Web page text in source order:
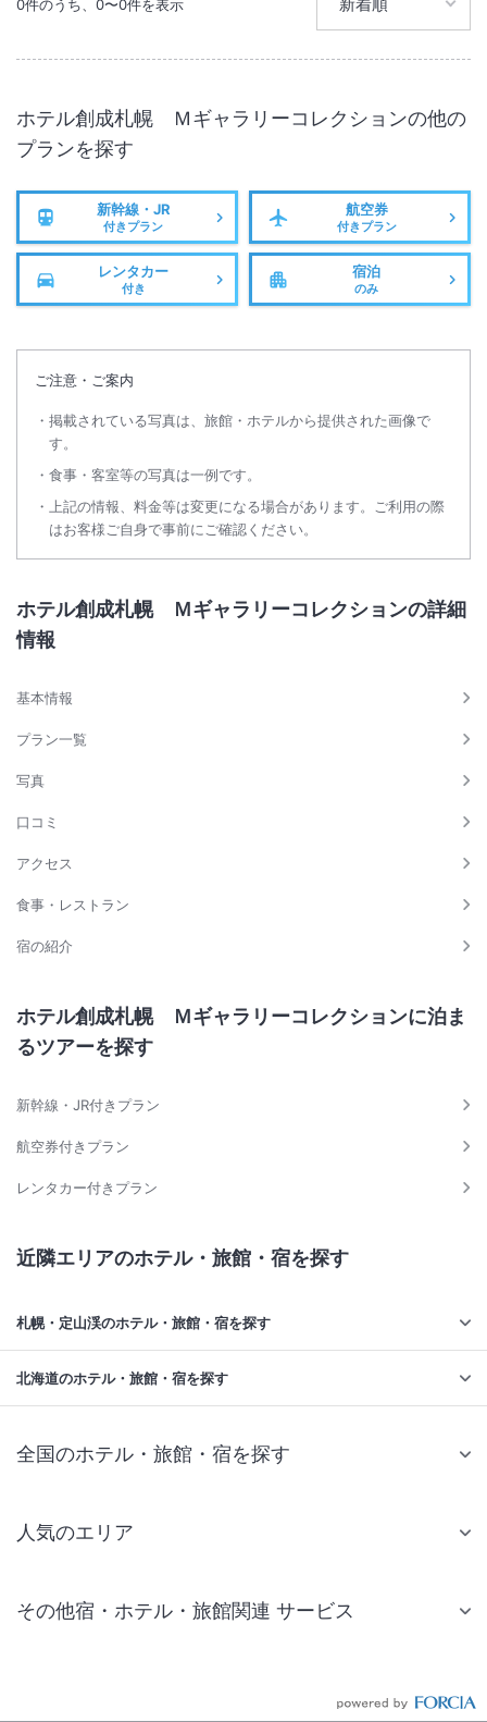
新千歳国際空港から車で45分、国内線 札幌丘珠空港から15分。JR札幌
駅や地下鉄東西線バスセンター前駅もすぐ近くです。
ホテル創成札幌 Mギャラリーコレクションは、お越しいただくゲスト
に行き届いたサービスと豊富な文化遺産に彩られた、贅沢な滞在体験を
提供いたします。ここはまるで新しい「我が家」のような場所であり、
北海道の美しい風景と冒険心に満ちたフロンティアスピリットが調和す
る、特別な空間です。
0件のうち、 0〜0件を表示
ホテル創成札幌 Ｍギャラリーコレクションの他の
プランを探す
新幹線・JR
付きプラン
航空券
付きプラン
レンタカー
付き
宿泊
のみ
ご注意・ご案内
掲載されている写真は、旅館・ホテルから提供された画像で
す。
食事・客室等の写真は一例です。
上記の情報、料金等は変更になる場合があります。ご利用の際
はお客様ご自身で事前にご確認ください。
ホテル創成札幌 Ｍギャラリーコレクションの詳細
情報
基本情報
プラン一覧
写真
口コミ
アクセス
食事・レストラン
宿の紹介
ホテル創成札幌 Ｍギャラリーコレクションに泊ま
るツアーを探す
新幹線・JR付きプラン
航空券付きプラン
レンタカー付きプラン
近隣エリアのホテル・旅館・宿を探す
札幌・定山渓のホテル・旅館・宿を探す
北海道のホテル・旅館・宿を探す
全国のホテル・旅館・宿を探す
人気のエリア
仙台 ホテル
その他宿・ホテル・旅館関連 サービス